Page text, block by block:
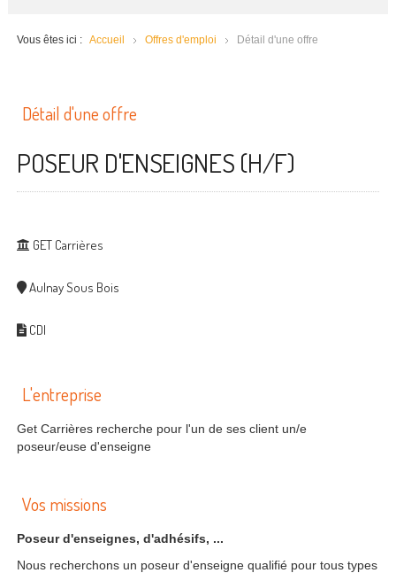
Vous êtes ici : Accueil Offres d'emploi Détail d'une offre
Détail d'une offre
POSEUR D'ENSEIGNES (H/F)
GET Carrières
Aulnay Sous Bois
CDI
L'entreprise
Get Carrières recherche pour l'un de ses client un/e
poseur/euse d'enseigne
Vos missions
Poseur d'enseignes, d'adhésifs, ...
Nous recherchons un poseur d'enseigne qualifié pour tous types